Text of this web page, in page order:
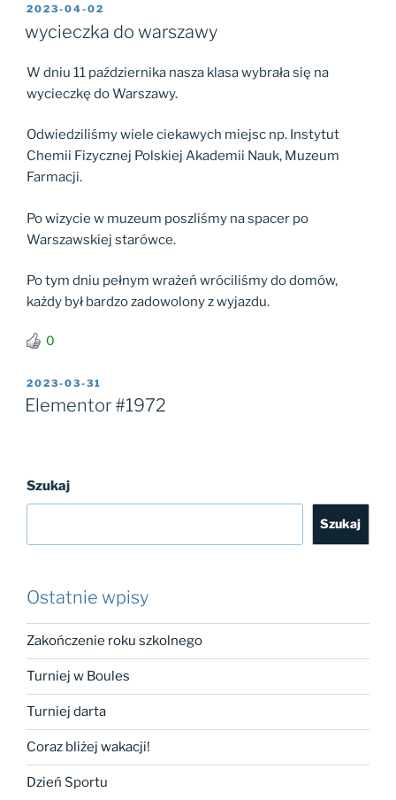
OPUBLIKOWANE
2023-04-02
wycieczka do warszawy
W dniu 11 października nasza klasa wybrała się na
wycieczkę do Warszawy.
Odwiedziliśmy wiele ciekawych miejsc np. Instytut
Chemii Fizycznej Polskiej Akademii Nauk, Muzeum
Farmacji.
Po wizycie w muzeum poszliśmy na spacer po
Warszawskiej starówce.
Po tym dniu pełnym wrażeń wróciliśmy do domów,
każdy był bardzo zadowolony z wyjazdu.
0
OPUBLIKOWANE
W
2023-03-31
Elementor #1972
Szukaj
Szukaj
Ostatnie wpisy
Zakończenie roku szkolnego
Turniej w Boules
Turniej darta
Coraz bliżej wakacji!
Dzień Sportu